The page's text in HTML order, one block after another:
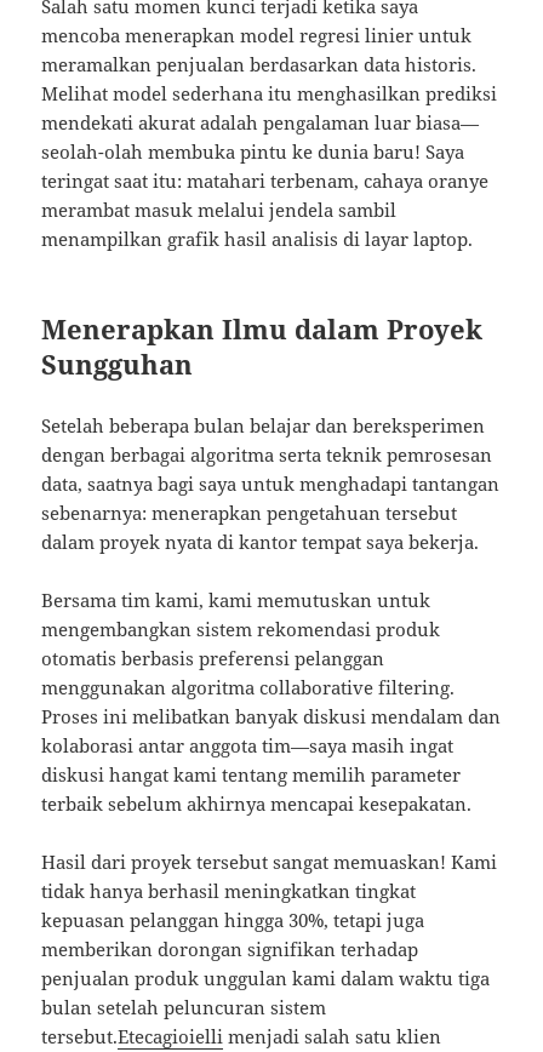
Salah satu momen kunci terjadi ketika saya
mencoba menerapkan model regresi linier untuk
meramalkan penjualan berdasarkan data historis.
Melihat model sederhana itu menghasilkan prediksi
mendekati akurat adalah pengalaman luar biasa—
seolah-olah membuka pintu ke dunia baru! Saya
teringat saat itu: matahari terbenam, cahaya oranye
merambat masuk melalui jendela sambil
menampilkan grafik hasil analisis di layar laptop.
Menerapkan Ilmu dalam Proyek
Sungguhan
Setelah beberapa bulan belajar dan bereksperimen
dengan berbagai algoritma serta teknik pemrosesan
data, saatnya bagi saya untuk menghadapi tantangan
sebenarnya: menerapkan pengetahuan tersebut
dalam proyek nyata di kantor tempat saya bekerja.
Bersama tim kami, kami memutuskan untuk
mengembangkan sistem rekomendasi produk
otomatis berbasis preferensi pelanggan
menggunakan algoritma collaborative filtering.
Proses ini melibatkan banyak diskusi mendalam dan
kolaborasi antar anggota tim—saya masih ingat
diskusi hangat kami tentang memilih parameter
terbaik sebelum akhirnya mencapai kesepakatan.
Hasil dari proyek tersebut sangat memuaskan! Kami
tidak hanya berhasil meningkatkan tingkat
kepuasan pelanggan hingga 30%, tetapi juga
memberikan dorongan signifikan terhadap
penjualan produk unggulan kami dalam waktu tiga
bulan setelah peluncuran sistem
tersebut.Etecagioielli menjadi salah satu klien